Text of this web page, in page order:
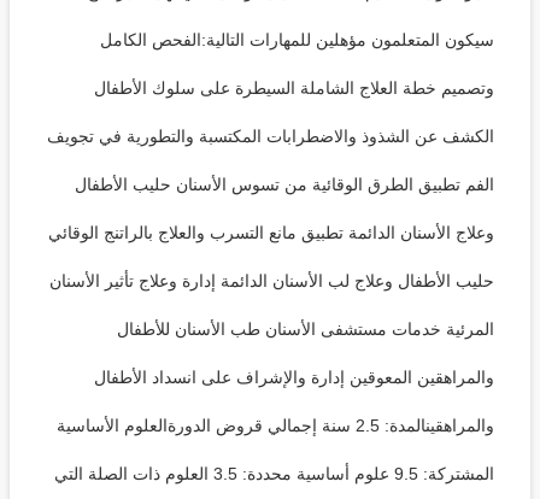
سيكون المتعلمون مؤهلين للمهارات التالية:الفحص الكامل
وتصميم خطة العلاج الشاملة السيطرة على سلوك الأطفال
الكشف عن الشذوذ والاضطرابات المكتسبة والتطورية في تجويف
الفم تطبيق الطرق الوقائية من تسوس الأسنان حليب الأطفال
وعلاج الأسنان الدائمة تطبيق مانع التسرب والعلاج بالراتنج الوقائي
حليب الأطفال وعلاج لب الأسنان الدائمة إدارة وعلاج تأثير الأسنان
المرئية خدمات مستشفى الأسنان طب الأسنان للأطفال
والمراهقين المعوقين إدارة والإشراف على انسداد الأطفال
والمراهقينالمدة: 2.5 سنة إجمالي قروض الدورةالعلوم الأساسية
المشتركة: 9.5 علوم أساسية محددة: 3.5 العلوم ذات الصلة التي